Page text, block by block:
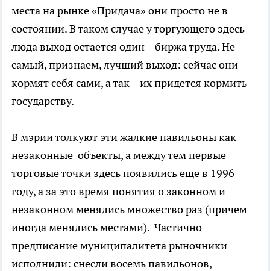
места на рынке «Придача» они просто не в
состоянии. В таком случае у торгующего здесь
люда выход остается один – биржа труда. Не
самый, признаем, лучший выход: сейчас они
кормят себя сами, а так – их придется кормить
государству.
В мэрии толкуют эти жалкие павильоны как
незаконные объекты, а между тем первые
торговые точки здесь появились еще в 1996
году, а за это время понятия о законном и
незаконном менялись множество раз (причем
иногда менялись местами). Частично
предписание муниципалитета рыночники
исполнили: снесли восемь павильонов,